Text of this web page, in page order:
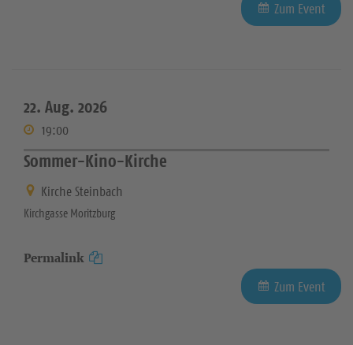
Zum Event
22. Aug. 2026
19:00
Sommer-Kino-Kirche
Kirche Steinbach
Kirchgasse Moritzburg
Permalink
Zum Event